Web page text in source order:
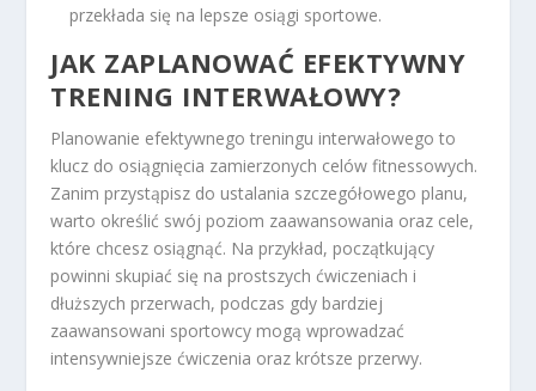
przekłada się na lepsze osiągi sportowe.
JAK ZAPLANOWAĆ EFEKTYWNY
TRENING INTERWAŁOWY?
Planowanie efektywnego treningu interwałowego to
klucz do osiągnięcia zamierzonych celów fitnessowych.
Zanim przystąpisz do ustalania szczegółowego planu,
warto określić swój poziom zaawansowania oraz cele,
które chcesz osiągnąć. Na przykład, początkujący
powinni skupiać się na prostszych ćwiczeniach i
dłuższych przerwach, podczas gdy bardziej
zaawansowani sportowcy mogą wprowadzać
intensywniejsze ćwiczenia oraz krótsze przerwy.